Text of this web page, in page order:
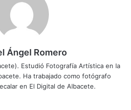
Ángel Romero
Estudió Fotografía Artística en la
Ha trabajado como fotógrafo
en El Digital de Albacete.